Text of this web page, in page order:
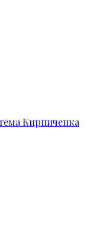
Кирпиченка